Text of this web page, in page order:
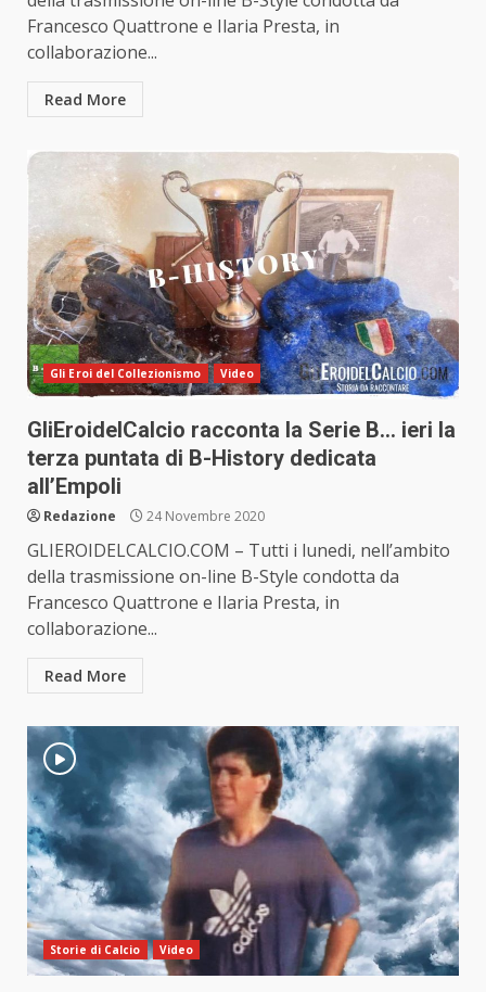
Francesco Quattrone e Ilaria Presta, in
collaborazione...
Read More
Gli Eroi del Collezionismo Video
GliEroidelCalcio racconta la Serie B… ieri la
terza puntata di B-History dedicata
all’Empoli
Redazione 24 Novembre 2020
GLIEROIDELCALCIO.COM – Tutti i lunedi, nell’ambito
della trasmissione on-line B-Style condotta da
Francesco Quattrone e Ilaria Presta, in
collaborazione...
Read More
Storie di Calcio Video